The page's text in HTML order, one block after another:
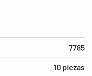
7785
10 piezas